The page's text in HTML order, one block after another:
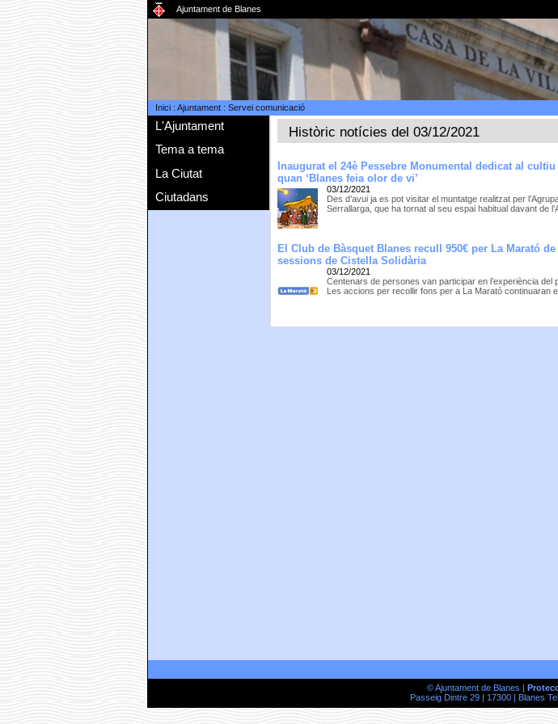
Ajuntament de Blanes
Inici: Ajuntament: Servei comunicació
L'Ajuntament
Tema a tema
La Ciutat
Ciutadans
Històric notícies del 03/12/2021
Inaugurat el 24è Pessebre Monumental dedicat al
quan ‘Blanes feia olor de vi’
03/12/2021
Des d’avui ja es pot visitar el muntatge realitzat per
Serrallarga, que ha tornat al seu espai habitual davant de
El Club de Bàsquet Blanes recull 950€ per La Marató
sessions de Cistella Solidària
03/12/2021
Centenars de persones van participar en l’experiència del
Les accions per recollir fons per a La Marató continuaran
© Ajuntament de Blanes |
Passeig Dintre 29 | 17300 | Blanes